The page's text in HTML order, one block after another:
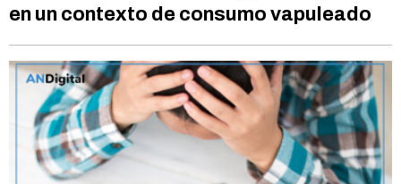
en un contexto de consumo vapuleado